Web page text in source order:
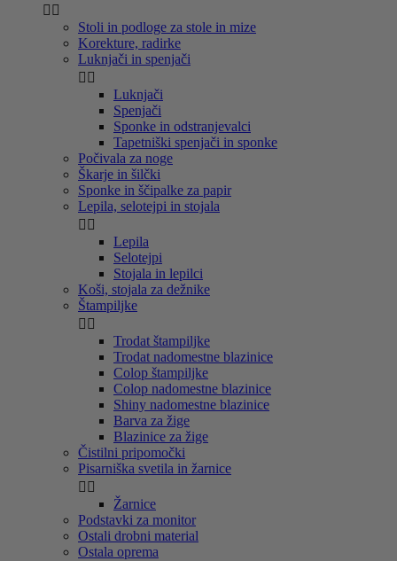
 
Stoli in podloge za stole in mize
Korekture, radirke
Luknjači in spenjači
 
Luknjači
Spenjači
Sponke in odstranjevalci
Tapetniški spenjači in sponke
Počivala za noge
Škarje in šilčki
Sponke in ščipalke za papir
Lepila, selotejpi in stojala
 
Lepila
Selotejpi
Stojala in lepilci
Koši, stojala za dežnike
Štampiljke
 
Trodat štampiljke
Trodat nadomestne blazinice
Colop štampiljke
Colop nadomestne blazinice
Shiny nadomestne blazinice
Barva za žige
Blazinice za žige
Čistilni pripomočki
Pisarniška svetila in žarnice
 
Žarnice
Podstavki za monitor
Ostali drobni material
Ostala oprema